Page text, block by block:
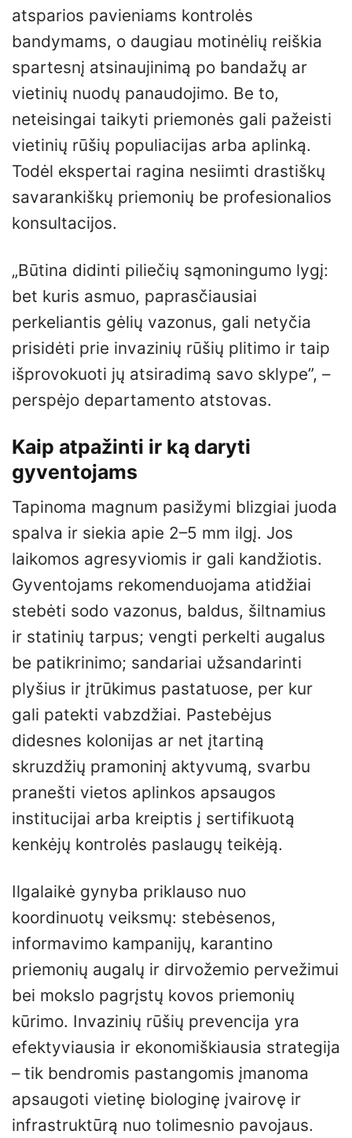
atsparios pavieniams kontrolės
bandymams, o daugiau motinėlių reiškia
spartesnį atsinaujinimą po bandažų ar
vietinių nuodų panaudojimo. Be to,
neteisingai taikyti priemonės gali pažeisti
vietinių rūšių populiacijas arba aplinką.
Todėl ekspertai ragina nesiimti drastiškų
savarankiškų priemonių be profesionalios
konsultacijos.
„Būtina didinti piliečių sąmoningumo lygį:
bet kuris asmuo, paprasčiausiai
perkeliantis gėlių vazonus, gali netyčia
prisidėti prie invazinių rūšių plitimo ir taip
išprovokuoti jų atsiradimą savo sklype”, –
perspėjo departamento atstovas.
Kaip atpažinti ir ką daryti
gyventojams
Tapinoma magnum pasižymi blizgiai juoda
spalva ir siekia apie 2–5 mm ilgį. Jos
laikomos agresyviomis ir gali kandžiotis.
Gyventojams rekomenduojama atidžiai
stebėti sodo vazonus, baldus, šiltnamius
ir statinių tarpus; vengti perkelti augalus
be patikrinimo; sandariai užsandarinti
plyšius ir įtrūkimus pastatuose, per kur
gali patekti vabzdžiai. Pastebėjus
didesnes kolonijas ar net įtartiną
skruzdžių pramoninį aktyvumą, svarbu
pranešti vietos aplinkos apsaugos
institucijai arba kreiptis į sertifikuotą
kenkėjų kontrolės paslaugų teikėją.
Ilgalaikė gynyba priklauso nuo
koordinuotų veiksmų: stebėsenos,
informavimo kampanijų, karantino
priemonių augalų ir dirvožemio pervežimui
bei mokslo pagrįstų kovos priemonių
kūrimo. Invazinių rūšių prevencija yra
efektyviausia ir ekonomiškiausia strategija
– tik bendromis pastangomis įmanoma
apsaugoti vietinę biologinę įvairovę ir
infrastruktūrą nuo tolimesnio pavojaus.